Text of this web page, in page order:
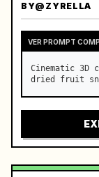
BY@ZYRELLA
VER PROMPT
Cinematic 3D
dried fruit